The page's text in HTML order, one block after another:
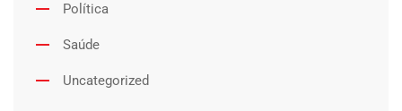
Política
Saúde
Uncategorized